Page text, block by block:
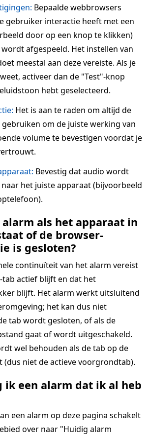
Bepaalde webbrowsers
gebruiker interactie heeft met een
door op een knop te klikken)
afgespeeld. Het instellen van
meestal aan deze vereiste. Als je
activeer dan de "Test"-knop
hebt geselecteerd.
Het is aan te raden om altijd de
om de juiste werking van
volume te bevestigen voordat je
Bevestig dat audio wordt
het juiste apparaat (bijvoorbeeld
als het apparaat in
of de browser-
is gesloten?
continuïteit van het alarm vereist
actief blijft en dat het
blijft. Het alarm werkt uitsluitend
het kan dus niet
tab wordt gesloten, of als de
gaat of wordt uitgeschakeld.
wel behouden als de tab op de
niet de actieve voorgrondtab).
ik een alarm dat ik al heb
een alarm op deze pagina schakelt
over naar "Huidig alarm